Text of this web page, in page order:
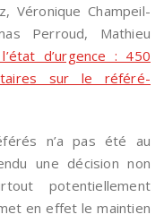
Véronique Champeil-
Perroud, Mathieu
d’urgence : 450
sur le référé-
n’a pas été au
une décision non
potentiellement
en effet le maintien